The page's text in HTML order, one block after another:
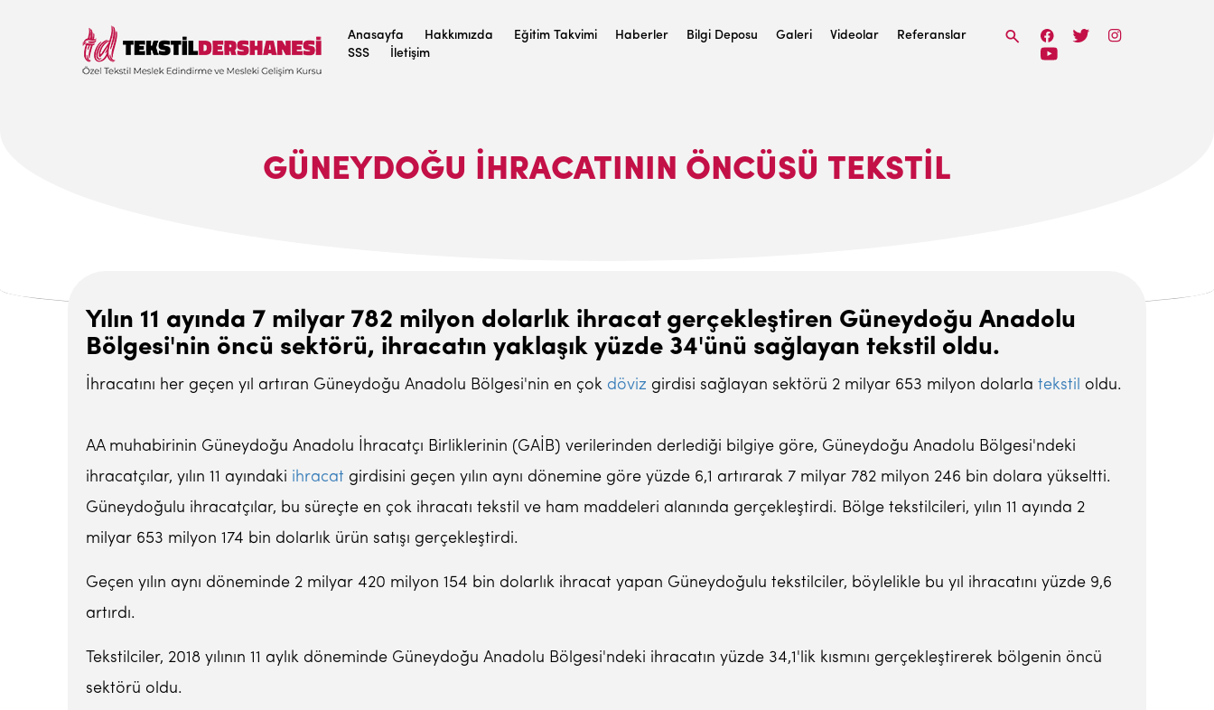
Anasayfa Hakkımızda Eğitim Takvimi Haberler Bilgi Deposu Galeri Videolar
Referanslar
SSS
İletişim
GÜNEYDOĞU IHRACATININ ÖNCÜSÜ TEKSTIL
Yılın 11 ayında 7 milyar 782 milyon dolarlık ihracat gerçekleştiren Güneydoğu Anadolu
Bölgesi'nin öncü sektörü, ihracatın yaklaşık yüzde 34'ünü sağlayan tekstil oldu.
İhracatını her geçen yıl artıran Güneydoğu Anadolu Bölgesi'nin en çok döviz girdisi sağlayan sektörü 2 milyar 653 milyon dolarla tekstil oldu.
AA muhabirinin Güneydoğu Anadolu İhracatçı Birliklerinin (GAİB) verilerinden derlediği bilgiye göre, Güneydoğu Anadolu Bölgesi'ndeki
ihracatçılar, yılın 11 ayındaki ihracat girdisini geçen yılın aynı dönemine göre yüzde 6,1 artırarak 7 milyar 782 milyon 246 bin dolara yükseltti.
Güneydoğulu ihracatçılar, bu süreçte en çok ihracatı tekstil ve ham maddeleri alanında gerçekleştirdi. Bölge tekstilcileri, yılın 11 ayında 2
milyar 653 milyon 174 bin dolarlık ürün satışı gerçekleştirdi.
Geçen yılın aynı döneminde 2 milyar 420 milyon 154 bin dolarlık ihracat yapan Güneydoğulu tekstilciler, böylelikle bu yıl ihracatını yüzde 9,6
artırdı.
Tekstilciler, 2018 yılının 11 aylık döneminde Güneydoğu Anadolu Bölgesi'ndeki ihracatın yüzde 34,1'lik kısmını gerçekleştirerek bölgenin öncü
sektörü oldu.